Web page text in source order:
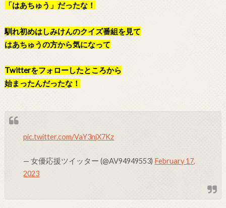
「はあちゅう」 だったな！
馴れ初めはしみけんのクイズ番組を見て
はあちゅうの方から気になって
Twitterをフォローしたところから
始まったんだったな！
pic.twitter.com/VaY3njX7Kz
— 女優応援ツイッター (@AV94949553) February 17,
2023